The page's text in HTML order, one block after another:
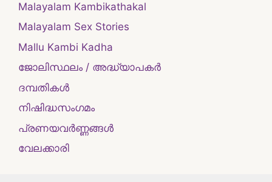
Malayalam Kambikathakal
Malayalam Sex Stories
Mallu Kambi Kadha
ജോലിസ്ഥലം / അദ്ധ്യാപകർ
ദമ്പതികള്‍
നിഷിദ്ധസംഗമം
പ്രണയവർണ്ണങ്ങൾ
വേലക്കാരി